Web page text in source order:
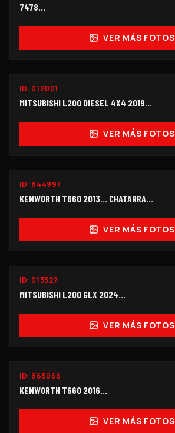
7478...
VER MÁS FOTOS
ID: 012001
MITSUBISHI L200 DIESEL 4X4 2019...
VER MÁS FOTOS
ID: 844997
KENWORTH T660 2013… CHATARRA…
VER MÁS FOTOS
ID: 013527
MITSUBISHI L200 GLX 2024...
VER MÁS FOTOS
ID: 865066
KENWORTH T660 2016...
VER MÁS FOTOS